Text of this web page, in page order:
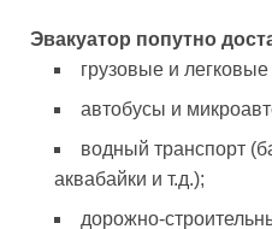
Эвакуатор попутно
грузовые и легковые
автобусы и
водный транспорт
аквабайки и т.д.);
дорожно-